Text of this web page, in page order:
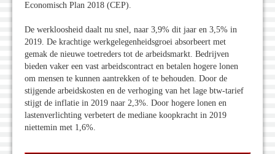
Economisch Plan 2018 (CEP).
De werkloosheid daalt nu snel, naar 3,9% dit jaar en 3,5% in
2019. De krachtige werkgelegenheidsgroei absorbeert met
gemak de nieuwe toetreders tot de arbeidsmarkt. Bedrijven
bieden vaker een vast arbeidscontract en betalen hogere lonen
om mensen te kunnen aantrekken of te behouden. Door de
stijgende arbeidskosten en de verhoging van het lage btw-tarief
stijgt de inflatie in 2019 naar 2,3%. Door hogere lonen en
lastenverlichting verbetert de mediane koopkracht in 2019
niettemin met 1,6%.